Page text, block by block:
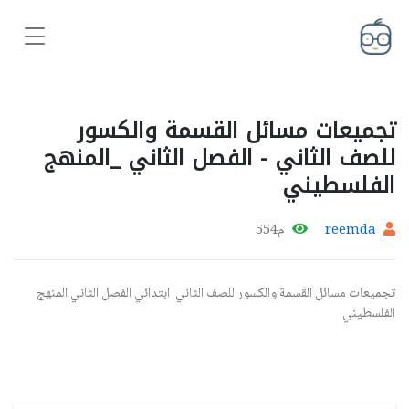
تجميعات مسائل القسمة والكسور
للصف الثاني - الفصل الثاني _المنهج
الفلسطيني
reemda م554
تجميعات مسائل القسمة والكسور للصف الثاني ابتدائي الفصل الثاني المنهج
الفلسطيني